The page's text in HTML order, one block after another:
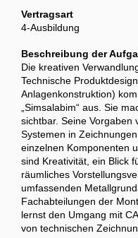
Vertragsart
4-Ausbildung
Beschreibung der
Die kreativen
Technische
Anlagenkonstruktion)
„Simsalabim“ aus. Sie
sichtbar. Seine Vorgaben
Systemen in
einzelnen Komponenten
sind Kreativität, ein Blick
räumliches
umfassenden
Fachabteilungen der
lernst den Umgang mit
von technischen